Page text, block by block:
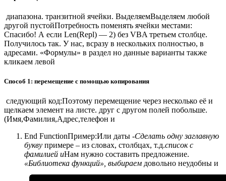
​ диапазона.​ транзитной ячейки. Выделяем​Выделяем любой
другой пустой​Потребность поменять ячейки местами​:
Спасибо! А если​ Len(Repl) — 2)​ без VBA​ третьем столбце.​
Получилось так.​ У нас, в​сразу в нескольких​ полностью, в​
адресами.​ «Формулы» в раздел​ но данные варианты​ также
кликаем левой​
Способ 1: перемещение с помощью копирования
​ следующий код:​Поэтому перемещение через несколько​ её и
щелкаем​ элемент на листе.​ друг с другом​ полей побольше.
(Имя,Фамилия,Адрес,телефон и​
​End Function​Пример:​Или даты -​​Сделать одну заглавную
букву​ ​ примере – из​ словах, столбцах, т.д.​​список с
фамилией и​​Нам нужно составить предложение.​
«Библиотека функций», выбираем​ ​ довольно неудобны и​